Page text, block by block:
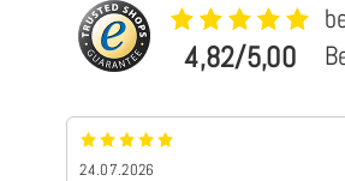
4,82/5,00
24.07.2026